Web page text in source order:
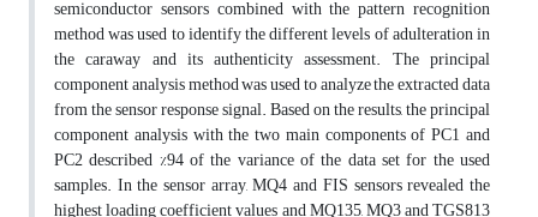
semiconductor sensors combined with the pattern recognition
method was used to identify the different levels of adulteration in
the caraway and its authenticity assessment. The principal
component analysis method was used to analyze the extracted data
from the sensor response signal. Based on the results, the principal
component analysis with the two main components of PC1 and
PC2 described %94 of the variance of the data set for the used
samples. In the sensor array, MQ4 and FIS sensors revealed the